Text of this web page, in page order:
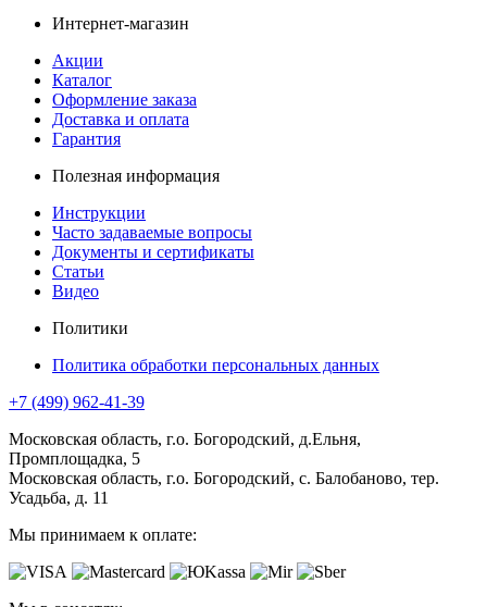
Интернет-магазин
Акции
Каталог
Оформление заказа
Доставка и оплата
Гарантия
Полезная информация
Инструкции
Часто задаваемые вопросы
Документы и сертификаты
Статьи
Видео
Политики
Политика обработки персональных данных
+7 (499) 962-41-39
Московская область, г.о. Богородский, д.Ельня,
Промплощадка, 5
Московская область, г.о. Богородский, с. Балобаново, тер.
Усадьба, д. 11
Мы принимаем к оплате: